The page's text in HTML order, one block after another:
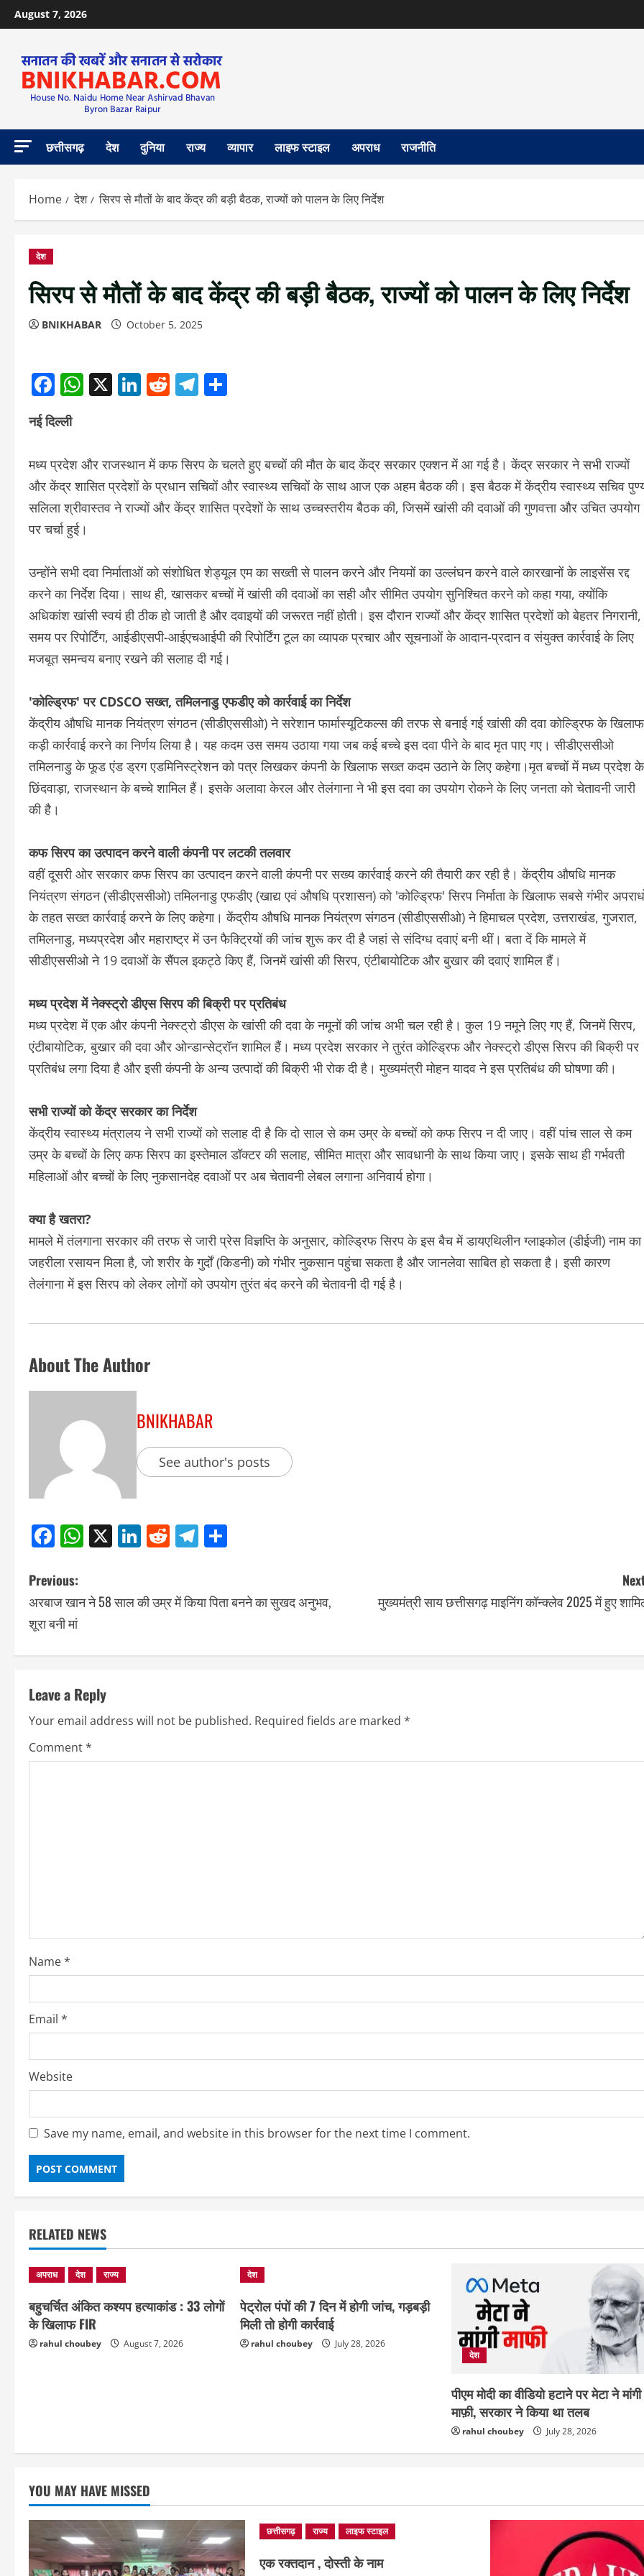
August 7, 2026
छत्तीसगढ़ देश दुनिया राज्य व्यापार लाइफ स्टाइल अपराध राजनीति
Home देश सिरप से मौतों के बाद केंद्र की बड़ी बैठक, राज्यों को पालन के लिए निर्देश
देश
सिरप से मौतों के बाद केंद्र की बड़ी बैठक, राज्यों को पालन के लिए निर्देश
BNIKHABAR October 5, 2025
Facebook
WhatsApp
X LinkedIn
RedditTelegram
नई दिल्ली
मध्य प्रदेश और राजस्थान में कफ सिरप के चलते हुए बच्चों की मौत के बाद केंद्र सरकार एक्शन में आ गई है। केंद्र सरकार ने सभी राज्यों
और केंद्र शासित प्रदेशों के प्रधान सचिवों और स्वास्थ्य सचिवों के साथ आज एक अहम बैठक की। इस बैठक में केंद्रीय स्वास्थ्य सचिव
सलिला श्रीवास्तव ने राज्यों और केंद्र शासित प्रदेशों के साथ उच्चस्तरीय बैठक की, जिसमें खांसी की दवाओं की गुणवत्ता और उचित उपयोग
पर चर्चा हुई।
उन्होंने सभी दवा निर्माताओं को संशोधित शेड्यूल एम का सख्ती से पालन करने और नियमों का उल्लंघन करने वाले कारखानों के लाइसेंस रद्द
करने का निर्देश दिया। साथ ही, खासकर बच्चों में खांसी की दवाओं का सही और सीमित उपयोग सुनिश्चित करने को कहा गया, क्योंकि
अधिकांश खांसी स्वयं ही ठीक हो जाती है और दवाइयों की जरूरत नहीं होती। इस दौरान राज्यों और केंद्र शासित प्रदेशों को बेहतर निगरानी,
समय पर रिपोर्टिंग, आईडीएसपी-आईएचआईपी की रिपोर्टिंग टूल का व्यापक प्रचार और सूचनाओं के आदान-प्रदान व संयुक्त कार्रवाई के लिए
मजबूत समन्वय बनाए रखने की सलाह दी गई।
'कोल्ड्रिफ' पर CDSCO सख्त, तमिलनाडु एफडीए को कार्रवाई का निर्देश
केंद्रीय औषधि मानक नियंत्रण संगठन (सीडीएससीओ) ने सरेशान फार्मास्यूटिकल्स की तरफ से बनाई गई खांसी की दवा कोल्ड्रिफ के खिलाफ
कड़ी कार्रवाई करने का निर्णय लिया है। यह कदम उस समय उठाया गया जब कई बच्चे इस दवा पीने के बाद मृत पाए गए। सीडीएससीओ
तमिलनाडु के फूड एंड ड्रग एडमिनिस्ट्रेशन को पत्र लिखकर कंपनी के खिलाफ सख्त कदम उठाने के लिए कहेगा।मृत बच्चों में मध्य प्रदेश के
छिंदवाड़ा, राजस्थान के बच्चे शामिल हैं। इसके अलावा केरल और तेलंगाना ने भी इस दवा का उपयोग रोकने के लिए जनता को चेतावनी जारी
की है।
कफ सिरप का उत्पादन करने वाली कंपनी पर लटकी तलवार
वहीं दूसरी ओर सरकार कफ सिरप का उत्पादन करने वाली कंपनी पर सख्य कार्रवाई करने की तैयारी कर रही है। केंद्रीय औषधि मानक
नियंत्रण संगठन (सीडीएससीओ) तमिलनाडु एफडीए (खाद्य एवं औषधि प्रशासन) को 'कोल्ड्रिफ' सिरप निर्माता के खिलाफ सबसे गंभीर
के तहत सख्त कार्रवाई करने के लिए कहेगा। केंद्रीय औषधि मानक नियंत्रण संगठन (सीडीएससीओ) ने हिमाचल प्रदेश, उत्तराखंड, गुजरात,
तमिलनाडु, मध्यप्रदेश और महाराष्ट्र में उन फैक्ट्रियों की जांच शुरू कर दी है जहां से संदिग्ध दवाएं बनी थीं। बता दें कि मामले में
सीडीएससीओ ने 19 दवाओं के सैंपल इकट्ठे किए हैं, जिनमें खांसी की सिरप, एंटीबायोटिक और बुखार की दवाएं शामिल हैं।
मध्य प्रदेश में नेक्स्ट्रो डीएस सिरप की बिक्री पर प्रतिबंध
मध्य प्रदेश में एक और कंपनी नेक्स्ट्रो डीएस के खांसी की दवा के नमूनों की जांच अभी चल रही है। कुल 19 नमूने लिए गए हैं, जिनमें सिरप,
एंटीबायोटिक, बुखार की दवा और ओन्डान्सेट्रॉन शामिल हैं। मध्य प्रदेश सरकार ने तुरंत कोल्ड्रिफ और नेक्स्ट्रो डीएस सिरप की बिक्री पर
प्रतिबंध लगा दिया है और इसी कंपनी के अन्य उत्पादों की बिक्री भी रोक दी है। मुख्यमंत्री मोहन यादव ने इस प्रतिबंध की घोषणा की।
सभी राज्यों को केंद्र सरकार का निर्देश
केंद्रीय स्वास्थ्य मंत्रालय ने सभी राज्यों को सलाह दी है कि दो साल से कम उम्र के बच्चों को कफ सिरप न दी जाए। वहीं पांच साल से कम
उम्र के बच्चों के लिए कफ सिरप का इस्तेमाल डॉक्टर की सलाह, सीमित मात्रा और सावधानी के साथ किया जाए। इसके साथ ही गर्भवती
महिलाओं और बच्चों के लिए नुकसानदेह दवाओं पर अब चेतावनी लेबल लगाना अनिवार्य होगा।
क्या है खतरा?
मामले में तंलगाना सरकार की तरफ से जारी प्रेस विज्ञप्ति के अनुसार, कोल्ड्रिफ सिरप के इस बैच में डायएथिलीन ग्लाइकोल (डीईजी) नाम का
जहरीला रसायन मिला है, जो शरीर के गुर्दों (किडनी) को गंभीर नुकसान पहुंचा सकता है और जानलेवा साबित हो सकता है। इसी कारण
तेलंगाना में इस सिरप को लेकर लोगों को उपयोग तुरंत बंद करने की चेतावनी दी गई है।
About The Author
BNIKHABAR
See author's posts
Facebook
WhatsApp
X LinkedIn
RedditTelegram
Previous:
अरबाज खान ने 58 साल की उम्र में किया पिता बनने का सुखद अनुभव,
शूरा बनी मां
मुख्यमंत्री साय छत्तीसगढ़ माइनिंग कॉन्क्लेव 2025 में हुए
Leave a Reply
Your email address will not be published. Required fields are marked *
Comment*
Name*
Email *
Website
Save my name, email, and website in this browser for the next time I comment.
RELATED NEWS
अपराध देश राज्य
बहुचर्चित अंकित कश्यप हत्याकांड : 33 लोगों
के खिलाफ FIR
rahul choubey August 7, 2026
देश
पेट्रोल पंपों की 7 दिन में होगी जांच, गड़बड़ी
मिली तो होगी कार्रवाई
rahul choubey
July 28, 2026
देश
पीएम मोदी का वीडियो हटाने पर मेटा ने मांगी
माफ़ी, सरकार ने किया था तलब
rahul choubey July 28, 2026
YOU MAY HAVE MISSED
छत्तीसगढ़ राज्य लाइफ स्टाइल
एक रक्तदान , दोस्ती के नाम